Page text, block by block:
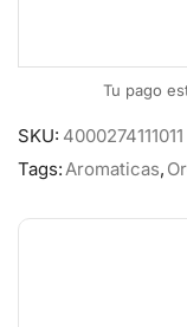
Tu pago
SKU: 4000274111011
Tags:Aromaticas,